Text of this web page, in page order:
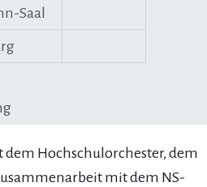
Saal
Hochschulorchester, dem
mit dem NS-